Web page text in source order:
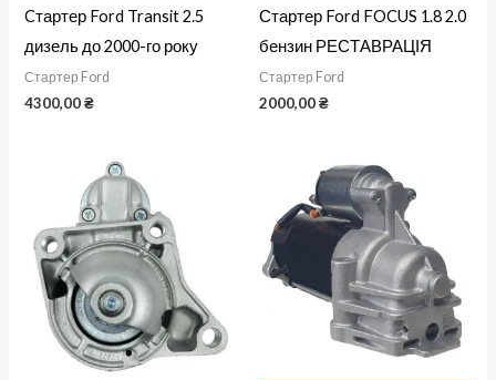
Cтартер Ford Transit 2.5
дизель до 2000-го року
Стартер Ford
4300,00₴
Стартер Ford FOCUS 1.8 2.0
бензин РЕСТАВРАЦІЯ
Стартер Ford
2000,00₴